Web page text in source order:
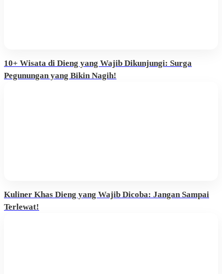
10+ Wisata di Dieng yang Wajib Dikunjungi: Surga
Pegunungan yang Bikin Nagih!
Kuliner Khas Dieng yang Wajib Dicoba: Jangan Sampai
Terlewat!